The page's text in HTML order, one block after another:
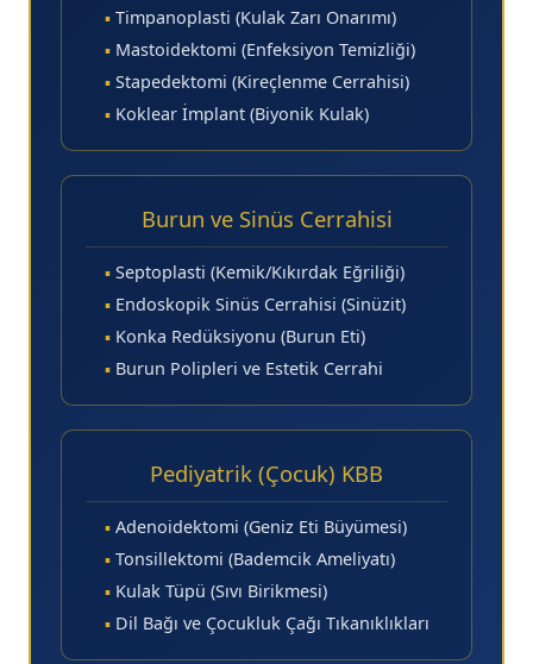
▪ Timpanoplasti (Kulak Zarı Onarımı)
▪ Mastoidektomi (Enfeksiyon Temizliği)
▪ Stapedektomi (Kireçlenme Cerrahisi)
▪ Koklear İmplant (Biyonik Kulak)
Burun ve Sinüs Cerrahisi
▪ Septoplasti (Kemik/Kıkırdak Eğriliği)
▪ Endoskopik Sinüs Cerrahisi (Sinüzit)
▪ Konka Redüksiyonu (Burun Eti)
▪ Burun Polipleri ve Estetik Cerrahi
Pediyatrik (Çocuk) KBB
▪ Adenoidektomi (Geniz Eti Büyümesi)
▪ Tonsillektomi (Bademcik Ameliyatı)
▪ Kulak Tüpü (Sıvı Birikmesi)
▪ Dil Bağı ve Çocukluk Çağı Tıkanıklıkları